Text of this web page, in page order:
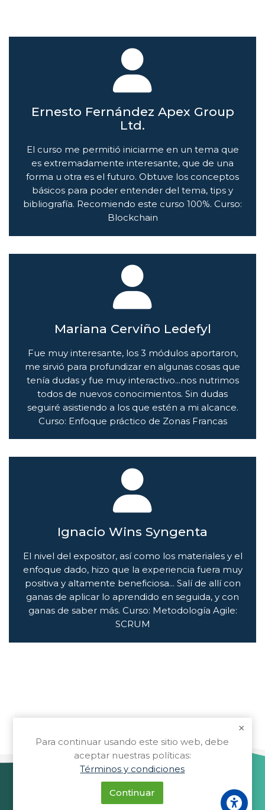
Para continuar usando este sitio web, debe
aceptar nuestras políticas:
Términos y condiciones
Continuar
Ernesto Fernández Apex Group
Ltd.
El curso me permitió iniciarme en un tema que
es extremadamente interesante, que de una
forma u otra es el futuro. Obtuve los conceptos
básicos para poder entender del tema, tips y
bibliografía. Recomiendo este curso 100%. Curso:
Blockchain
Mariana Cerviño Ledefyl
Fue muy interesante, los 3 módulos aportaron,
me sirvió para profundizar en algunas cosas que
tenía dudas y fue muy interactivo...nos nutrimos
todos de nuevos conocimientos. Sin dudas
seguiré asistiendo a los que estén a mi alcance.
Curso: Enfoque práctico de Zonas Francas
Ignacio Wins Syngenta
El nivel del expositor, así como los materiales y el
enfoque dado, hizo que la experiencia fuera muy
positiva y altamente beneficiosa... Salí de allí con
ganas de aplicar lo aprendido en seguida, y con
ganas de saber más. Curso: Metodología Agile:
SCRUM